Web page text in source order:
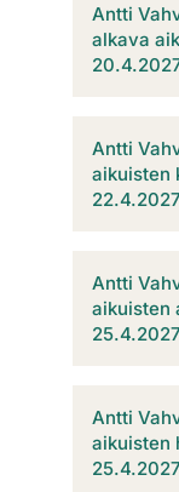
Antti
alkava
Antti
aikuisten
22.4.2027
Antti
aikuisten
25.4.2027
Antti
aikuisten
25.4.2027